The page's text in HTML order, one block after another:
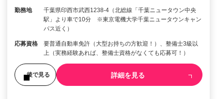
勤務地
千葉県印西市武西1238-4（北総線「千葉ニュータウン中央
駅」より車で10分 ※東京電機大学千葉ニュータウンキャン
パス近く）
応募資格
要普通自動車免許（大型お持ちの方歓迎！）、整備士3級以
上（実務経験あれば、整備士資格がなくても応募可！）
後で見る 詳細を見る